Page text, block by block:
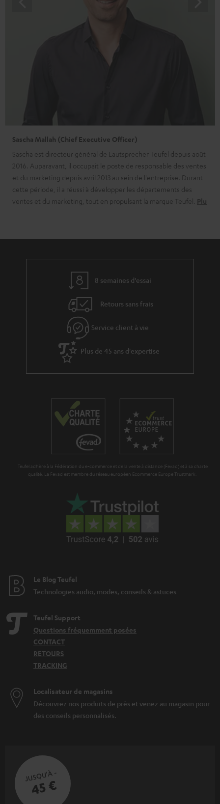
Sascha Mallah (Chief Executive Officer)
Sascha est directeur général de Lautsprecher Teufel depuis août
2016. Auparavant, il occupait le poste de responsable des ventes
et du marketing depuis avril 2013 au sein de l'entreprise. Durant
cette période, il a réussi à développer les départements des
ventes et du marketing, tout en propulsant la marque Teufel. Plu
8 semaines d'essai
Retours sans frais
Service client à vie
Plus de 45 ans d'expertise
Teufel adhère à la Fédération du e-commerce et de la vente à distance (Fevad) et à sa charte
qualité. La Fevad est membre du réseau européen Ecommerce Europe Trustmark.
Le Blog Teufel
Technologies audio, modes, conseils & astuces
Teufel Support
Questions fréquemment posées
CONTACT
RETOURS
TRACKING
Localisateur de magasins
Découvrez nos produits de près et venez au magasin pour
des conseils personnalisés.
JUSQU'À -
45 €